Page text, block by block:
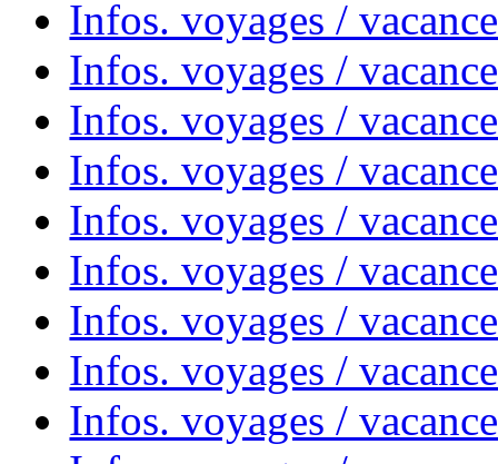
Infos. voyages /
Infos. voyages /
Infos. voyages /
Infos. voyages /
Infos. voyages /
Infos. voyages /
Infos. voyages /
Infos. voyages /
Infos. voyages /